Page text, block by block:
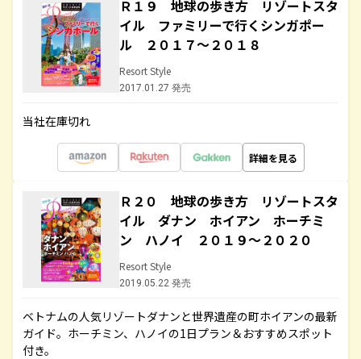
Ｒ１９ 地球の歩き方 リゾートスタ
イル ファミリーで行くシンガポー
ル ２０１７～２０１８
Resort Style
2017.01.27 発売
当社在庫切れ
詳細を見る
Ｒ２０ 地球の歩き方 リゾートスタ
イル ダナン ホイアン ホーチミ
ン ハノイ ２０１９～２０２０
Resort Style
2019.05.22 発売
ベトナムの人気リゾートダナンと世界遺産の町ホイアンの最新
ガイド。ホーチミン、ハノイの1日プラン＆おすすめスポット
付き。